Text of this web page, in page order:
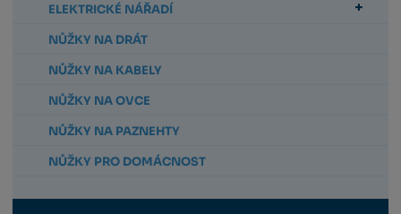
ELEKTRICKÉ NÁŘADÍ
NŮŽKY NA DRÁT
NŮŽKY NA KABELY
NŮŽKY NA OVCE
NŮŽKY NA PAZNEHTY
NŮŽKY PRO DOMÁCNOST